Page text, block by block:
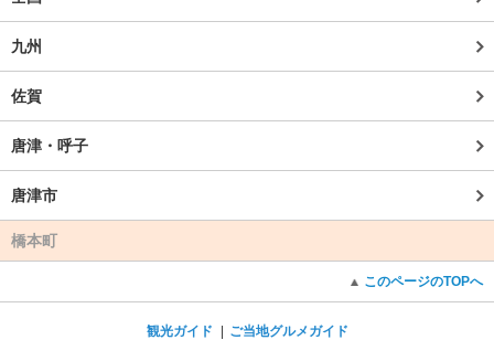
九州
佐賀
唐津・呼子
唐津市
橋本町
このページのTOPへ
観光ガイド ご当地グルメガイド